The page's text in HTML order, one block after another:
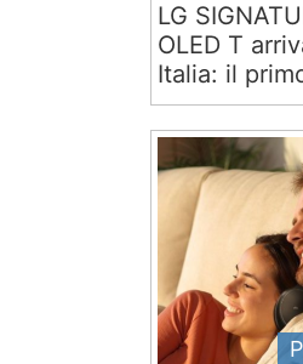
LG
OLED T
Italia: il